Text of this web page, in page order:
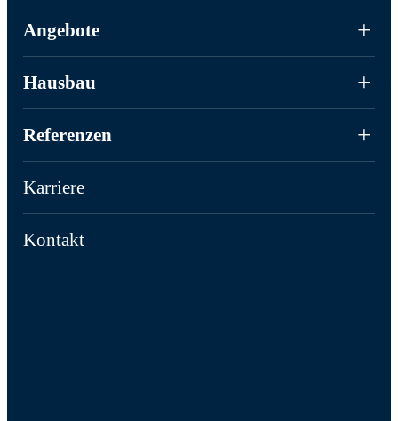
Angebote
Hausbau
Referenzen
Karriere
Kontakt